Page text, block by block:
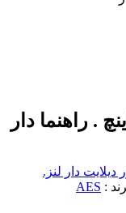
دیلایت دار لنز.
:
AES